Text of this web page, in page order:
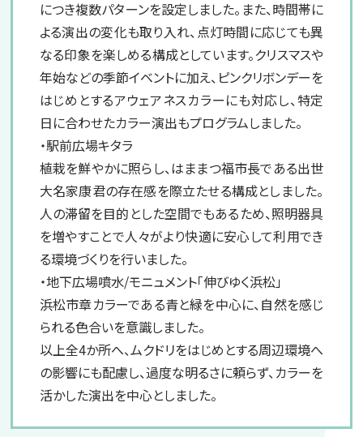
につき複数パターンを設定しました。また、時間帯に
よる演出の変化も取り入れ、点灯時間に応じても異
なる印象を楽しめる構成としています。クリスマスや
年始などの季節イベントに加え、ピンクリボンデーを
はじめとするアウェアネスカラーにも対応し、特定
日に合わせたカラー演出もプログラムしました。
・駅前広場キタラ
植栽を鮮やかに照らし、はままつ福市長である出世
大名家康君の存在感を際立たせる構成としました。
人の滞留を目的とした空間でもあるため、照明器具
を増やすことで人々がより快適に安心して利用でき
る環境づくりを行いました。
・地下広場噴水/モニュメント「伸びゆく浜松」
浜松市章カラーである青と緑を中心に、自然を感じ
られる色合いを意識しました。
以上全4か所へ、ムクドリをはじめとする周辺環境へ
の影響にも配慮し、過度な明るさに頼らず、カラーを
活かした演出を中心としました。